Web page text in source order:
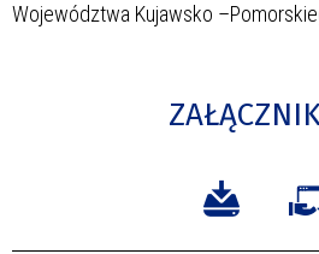
Województwa Kujawsko